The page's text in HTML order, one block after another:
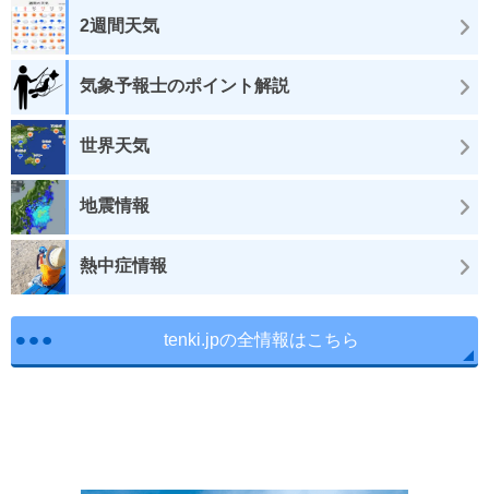
2週間天気
気象予報士のポイント解説
世界天気
地震情報
熱中症情報
tenki.jpの全情報はこちら